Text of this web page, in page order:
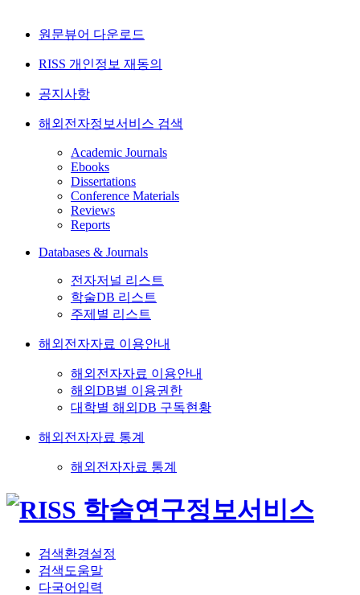
원문뷰어 다운로드
RISS 개인정보 재동의
공지사항
해외전자정보서비스 검색
Academic Journals
Ebooks
Dissertations
Conference Materials
Reviews
Reports
Databases & Journals
전자저널 리스트
학술DB 리스트
주제별 리스트
해외전자자료 이용안내
해외전자자료 이용안내
해외DB별 이용권한
대학별 해외DB 구독현황
해외전자자료 통계
해외전자자료 통계
검색환경설정
검색도움말
다국어입력